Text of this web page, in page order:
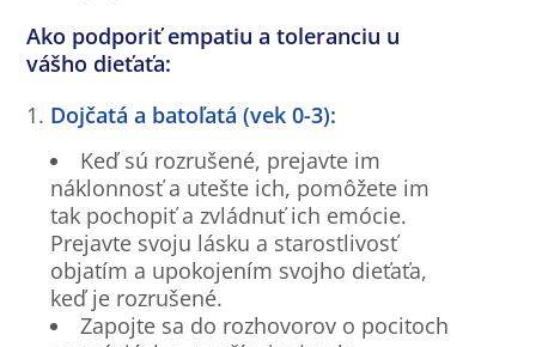
Ako podporiť empatiu a toleranciu u
vášho dieťaťa:
Dojčatá a batoľatá (vek 0-3):
Keď sú rozrušené, prejavte im
náklonnosť a utešte ich, pomôžete im
tak pochopiť a zvládnuť ich emócie.
Prejavte svoju lásku a starostlivosť
objatím a upokojením svojho dieťaťa,
keď je rozrušené.
Zapojte sa do rozhovorov o pocitoch